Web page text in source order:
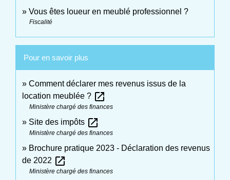
Vous êtes loueur en meublé professionnel ?
Fiscalité
Pour en savoir plus
Comment déclarer mes revenus issus de la
location meublée ? open_in_new
Ministère chargé des finances
Site des impôts open_in_new
Ministère chargé des finances
Brochure pratique 2023 - Déclaration des revenus
de 2022 open_in_new
Ministère chargé des finances